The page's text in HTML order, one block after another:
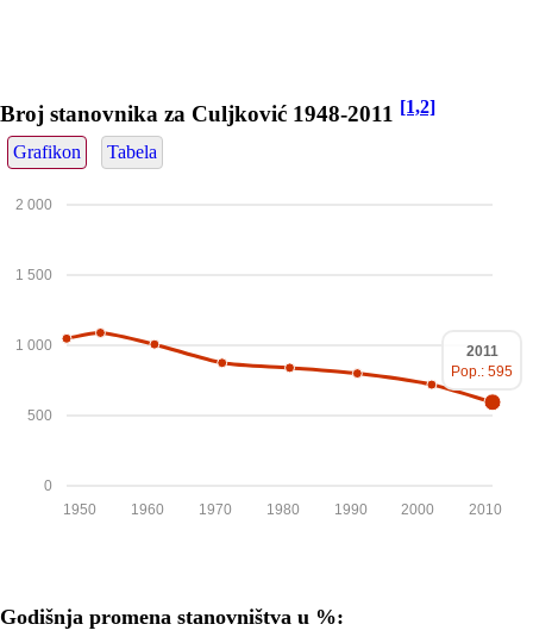
Broj stanovnika za Culjković 1948-2011 [1,2]
Grafikon Tabela
0
500
1 000
1 500
2 000
2010
2000
1990
1980
1970
1960
1950
2011
Pop.: 595
Godišnja promena stanovništva u %: